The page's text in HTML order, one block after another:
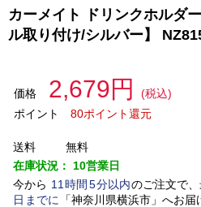
カーメイト ドリンクホルダ
ル取り付け/シルバー】
価格 2,679円
(税込)
ポイント
80ポイント還元
送料
無料
在庫状況： 10営業日
今から 11 時間 5分以内のご注文で
日 までに 「神奈川県横浜市」 へお届